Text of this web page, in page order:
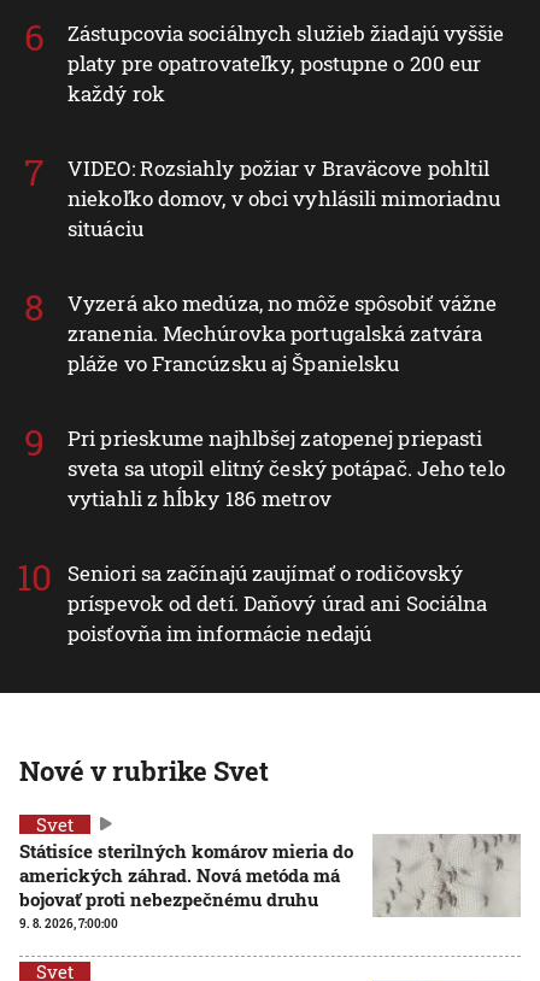
Zástupcovia sociálnych služieb žiadajú vyššie
platy pre opatrovateľky, postupne o 200 eur
každý rok
VIDEO: Rozsiahly požiar v Braväcove pohltil
niekoľko domov, v obci vyhlásili mimoriadnu
situáciu
Vyzerá ako medúza, no môže spôsobiť vážne
zranenia. Mechúrovka portugalská zatvára
pláže vo Francúzsku aj Španielsku
Pri prieskume najhlbšej zatopenej priepasti
sveta sa utopil elitný český potápač. Jeho telo
vytiahli z hĺbky 186 metrov
Seniori sa začínajú zaujímať o rodičovský
príspevok od detí. Daňový úrad ani Sociálna
poisťovňa im informácie nedajú
Nové v rubrike Svet
Svet
Státisíce sterilných komárov mieria do
amerických záhrad. Nová metóda má
bojovať proti nebezpečnému druhu
9. 8. 2026, 7:00:00
Svet